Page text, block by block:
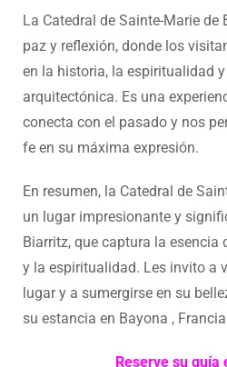
La Catedral de Sainte-Marie de
paz y reflexión, donde los
en la historia, la espiritualidad
arquitectónica. Es una
conecta con el pasado y nos
fe en su máxima expresión.
En resumen, la Catedral de
un lugar impresionante y
Biarritz, que captura la esencia
y la espiritualidad. Les invito a
lugar y a sumergirse en su
su estancia en Bayona ,
Reserve su guía